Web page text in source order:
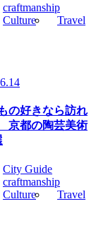
craftmanship
Culture
Travel
の好きなら訪れ
京都の陶芸美術
City Guide
craftmanship
Culture
Travel